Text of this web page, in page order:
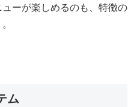
ーが楽しめるのも、特徴の
ム